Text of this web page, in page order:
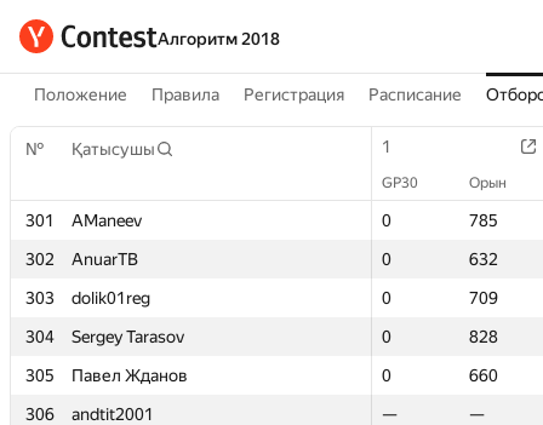
Алгоритм 2018
Положение Правила Регистрация Расписание
№ Қатысушы 1
GP30 Орын
301 AManeev 0
785
302
AnuarTB 0
632
303
dolik01reg 0
709
304
Sergey Tarasov 0
828
305
Павел Жданов 0
660
306
andtit2001 —
—
№ Қатысушы 1
GP30 Орын
301 AManeev 0
785
302
AnuarTB 0
632
303
dolik01reg 0
709
304
Sergey Tarasov 0
828
305
Павел Жданов 0
660
306
andtit2001 —
—